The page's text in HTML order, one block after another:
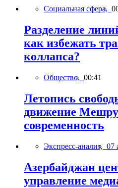
Социальная сфера,
Разделение
как избежать
коллапса?
Общество, 00:41
Летопись
движение
современность
Экспресс-анализ, 07
Азербайджан
управление